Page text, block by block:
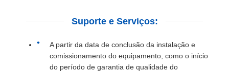
Suporte e Serviços:
A partir da data de conclusão da instalação e
comissionamento do equipamento, como o início
do período de garantia de qualidade do